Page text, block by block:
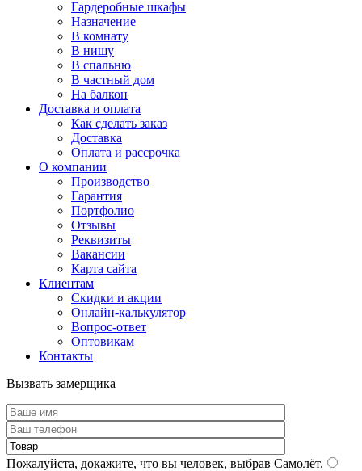
Гардеробные шкафы
Назначение
В комнату
В нишу
В спальню
В частный дом
На балкон
Доставка и оплата
Как сделать заказ
Доставка
Оплата и рассрочка
О компании
Производство
Гарантия
Портфолио
Отзывы
Реквизиты
Вакансии
Карта сайта
Клиентам
Скидки и акции
Онлайн-калькулятор
Вопрос-ответ
Оптовикам
Контакты
Вызвать замерщика
Пожалуйста, докажите, что вы человек, выбрав Самолёт.